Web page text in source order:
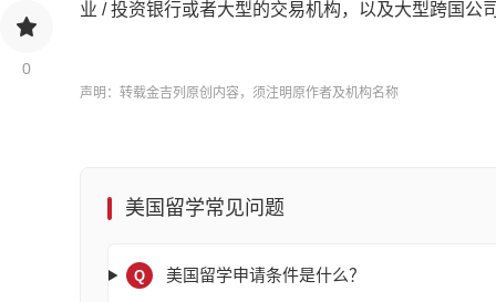
0
业 / 投资银行或者大型的交易机构，以及大型跨国公
声明：转载金吉列原创内容，须注明原作者及机构名称
美国留学常见问题
Q 美国留学申请条件是什么？